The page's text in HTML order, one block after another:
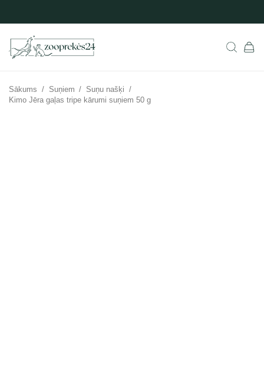
Sākums / Suņiem / Suņu našķi /
Kimo Jēra gaļas tripe kārumi suņiem 50 g